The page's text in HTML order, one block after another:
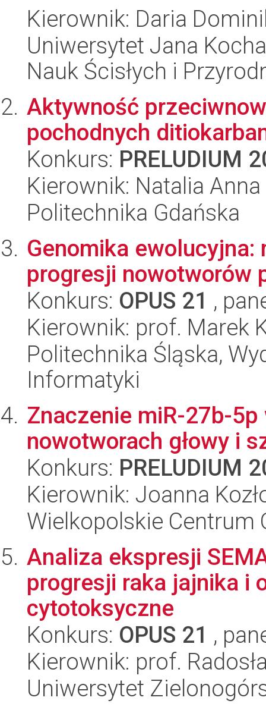
Kierownik: Daria
Uniwersytet Jana
Nauk Ścisłych i
Aktywność
pochodnych
Konkurs: PRELUDIUM
Kierownik: Natalia
Politechnika Gdańska
Genomika
progresji nowotworów
Konkurs: OPUS 21 ,
Kierownik: prof. Marek
Politechnika Śląska,
Informatyki
Znaczenie miR-27b-5p
nowotworach głowy i
Konkurs: PRELUDIUM
Kierownik: Joanna
Wielkopolskie Centrum
Analiza ekspresji
progresji raka jajnika i
cytotoksyczne
Konkurs: OPUS 21 ,
Kierownik: prof.
Uniwersytet